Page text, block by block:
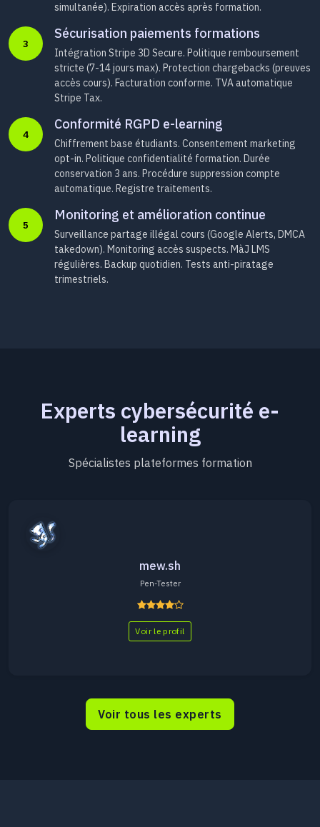
simultanée). Expiration accès après formation.
3
Sécurisation paiements formations
Intégration Stripe 3D Secure. Politique remboursement
stricte (7-14 jours max). Protection chargebacks (preuves
accès cours). Facturation conforme. TVA automatique
Stripe Tax.
4
Conformité RGPD e-learning
Chiffrement base étudiants. Consentement marketing
opt-in. Politique confidentialité formation. Durée
conservation 3 ans. Procédure suppression compte
automatique. Registre traitements.
5
Monitoring et amélioration continue
Surveillance partage illégal cours (Google Alerts, DMCA
takedown). Monitoring accès suspects. MàJ LMS
régulières. Backup quotidien. Tests anti-piratage
trimestriels.
Experts cybersécurité e-
learning
Spécialistes plateformes formation
mew.sh
Pen-Tester
Voir le profil
Voir tous les experts